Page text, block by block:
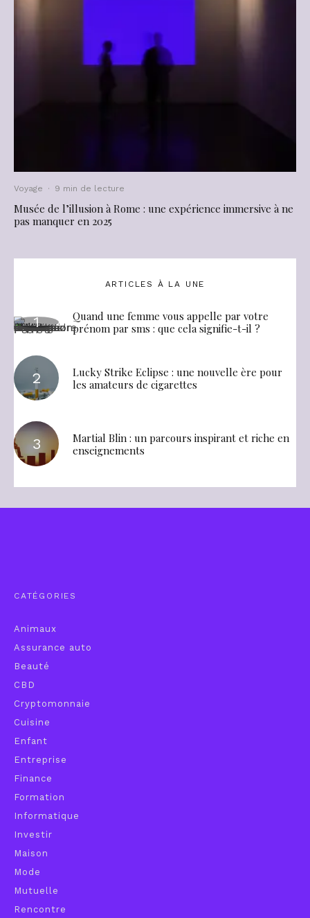
Voyage · 9 min de lecture
Musée de l’illusion à Rome : une expérience immersive à ne
pas manquer en 2025
ARTICLES À LA UNE
Quand une femme vous appelle par votre
prénom par sms : que cela signifie-t-il ?
Lucky Strike Eclipse : une nouvelle ère pour
les amateurs de cigarettes
Martial Blin : un parcours inspirant et riche en
enseignements
CATÉGORIES
Animaux
Assurance auto
Beauté
CBD
Cryptomonnaie
Cuisine
Enfant
Entreprise
Finance
Formation
Informatique
Investir
Maison
Mode
Mutuelle
Rencontre